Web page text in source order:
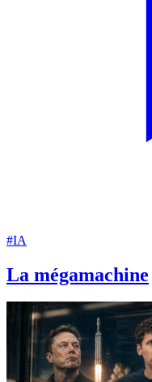
#IA
La mégamachine